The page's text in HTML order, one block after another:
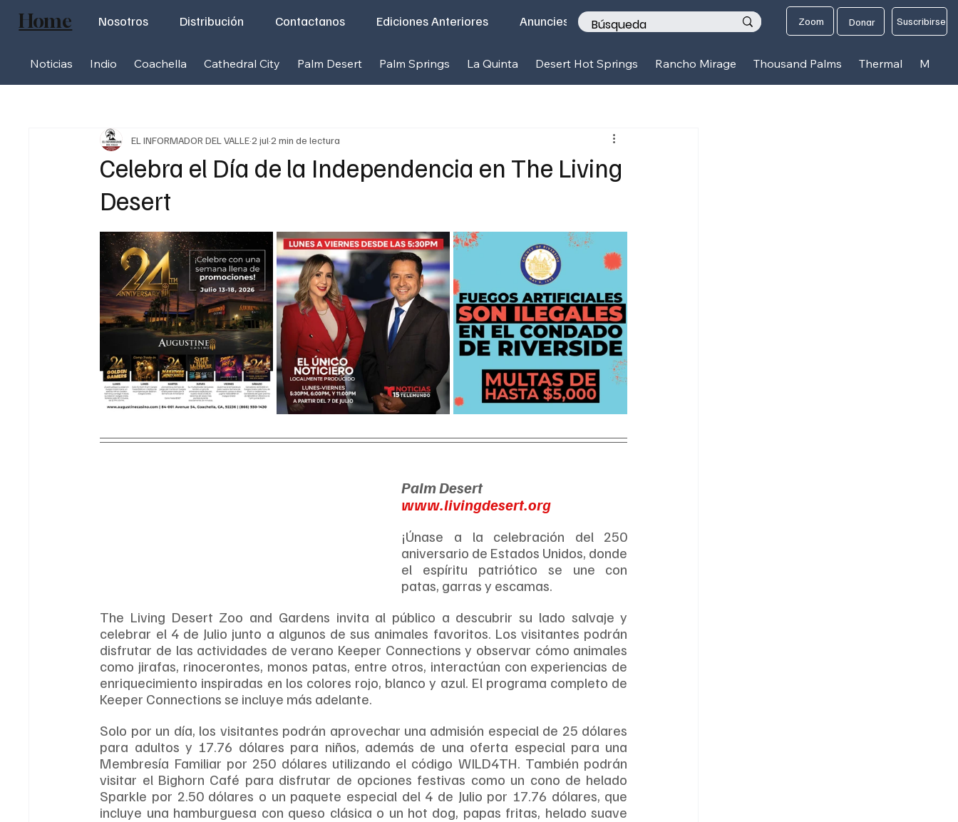
Noticias Indio Coachella Cathedral City Palm Desert Palm Springs La Quinta Desert Hot Springs Rancho Mirage Thousand Palms Thermal Mecca
Nosotros Distribución Contactanos Ediciones Anteriores Anunciese con nosotros Zoom Donar Suscribirse
Home
Celebra el Día de la Independencia en The Living
Desert
EL INFORMADOR DEL VALLE2 jul 2 min de lectura
Palm Desert
www.livingdesert.org
¡Únase a la celebración del 250
aniversario de Estados Unidos, donde
el espíritu patriótico se une con
patas, garras y escamas.
The Living Desert Zoo and Gardens invita al público a descubrir su lado salvaje y
celebrar el 4 de Julio junto a algunos de sus animales favoritos. Los visitantes podrán
disfrutar de las actividades de verano Keeper Connections y observar cómo animales
como jirafas, rinocerontes, monos patas, entre otros, interactúan con experiencias de
enriquecimiento inspiradas en los colores rojo, blanco y azul. El programa completo de
Keeper Connections se incluye más adelante.
Solo por un día, los visitantes podrán aprovechar una admisión especial de 25 dólares
para adultos y 17.76 dólares para niños, además de una oferta especial para una
Membresía Familiar por 250 dólares utilizando el código WILD4TH. También podrán
visitar el Bighorn Café para disfrutar de opciones festivas como un cono de helado
Sparkle por 2.50 dólares o un paquete especial del 4 de Julio por 17.76 dólares, que
incluye una hamburguesa con queso clásica o un hot dog, papas fritas, helado suave